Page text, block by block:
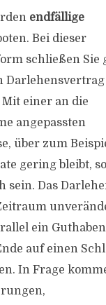
endfällige
Bei dieser
schließen Sie
einer an die
angepassten
über zum
gering bleibt,
sein. Das
ein
auf einen
In Frage